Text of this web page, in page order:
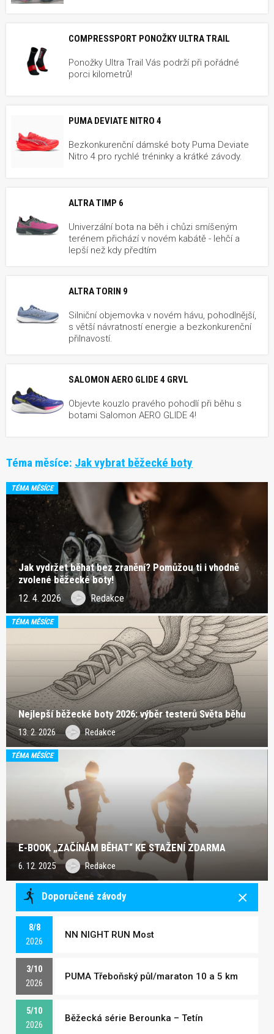
COMPRESSPORT PONOŽKY ULTRA TRAIL
Ponožky Ultra Trail Vás podrží při pořádné
porci kilometrů!
PUMA DEVIATE NITRO 4
Bezkonkurenční dámské boty Puma Deviate
Nitro 4 pro rychlé tréninky a krátké závody.
ALTRA TIMP 6
Univerzální bota na běh i chůzi smíšeným
terénem přichází v novém kabátě - lehčí a
lepší než kdy předtím
ALTRA TORIN 9
Silniční objemovka v novém hávu, pohodlnější,
s větší návratností energie a bezkonkurenční
přilnavostí.
SALOMON AERO GLIDE 4 GRVL
Objevte kouzlo pravého pohodlí při běhu s
botami Salomon AERO GLIDE 4!
Téma měsíce: Jak vybrat běžecké boty
TÉMA MĚSÍCE
Jak vydržet běhat bez zranění? Pomůžou ti i vhodně
zvolené běžecké boty!
12. 4. 2026 Redakce
TÉMA MĚSÍCE
Nejlepší běžecké boty 2026: výběr testerů Světa běhu
13. 2. 2026 Redakce
TÉMA MĚSÍCE
E-BOOK „ZAČÍNÁM BĚHAT“ KE STAŽENÍ ZDARMA
6. 12. 2025 Redakce
Doporučené závody
8/8
2026
NN NIGHT RUN Most
3/10
2026
PUMA Třeboňský půl/maraton 10 a 5 km
5/10
2026
Běžecká série Berounka – Tetín